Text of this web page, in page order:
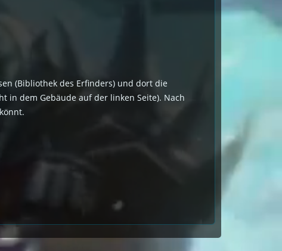
(Bibliothek des Erfinders) und dort die
in dem Gebäude auf der linken Seite). Nach